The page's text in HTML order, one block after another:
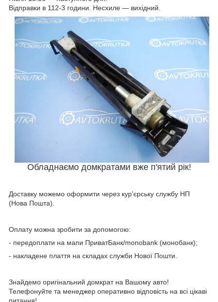
Відправки в 112-3 години. Несхиле — вихідний.
Обладнаємо домкратами вже п'ятий рік!
Доставку можемо оформити через кур'єрську службу НП
(Нова Пошта).
Оплату можна зробити за допомогою:
- передоплати на мапи ПриватБанк/monobank (монобанк);
- накладене плаття на складах служби Нової Пошти.
Знайдемо оригінальний домкрат на Вашому авто!
Телефонуйте та менеджер оперативно відповість на всі цікаві